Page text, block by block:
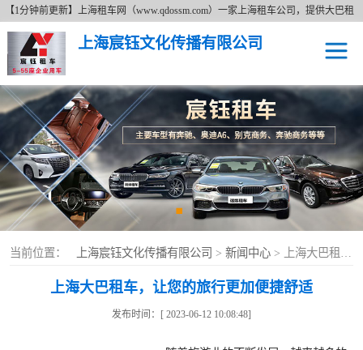
【1分钟前更新】上海租车网（www.qdossm.com）一家上海租车公司，提供大巴租
车、商务租车、租奔驰、租商务车等租车服务，详细了解租车价格拨打免费咨询电
话17621673395。上海租车网以追求更好无止境的服务宗旨、持续的改善服务质量
的经营理念及费用透明的上海租车价格为广大新老客户提供各种类型的租车服务。
上海宸钰文化传播有限公司
当前位置： 上海宸钰文化传播有限公司 > 新闻中心 > 上海大巴租车，让您的旅行更加便捷舒适
上海大巴租车，让您的旅行更加便捷舒适
发布时间：[ 2023-06-12 10:08:48]
上海租车
上海租奔驰车
上海大巴租车
上海商务租车